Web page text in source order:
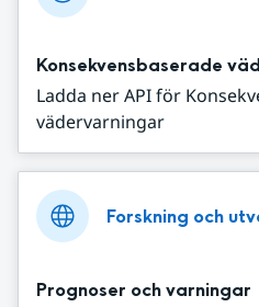
Konsekvensbaserade
Ladda ner API för
vädervarningar
Forskning och
Prognoser och varningar